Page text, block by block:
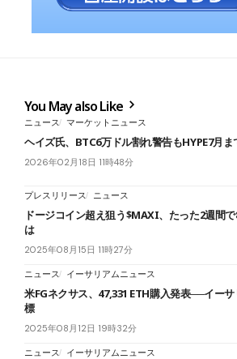
You May also Like
ニュース マーケットニュース
ヘイズ氏、BTC6万ドル割れ警告もHYPE7月
2026年02月18日 11時48分
プレスリリース ニュース
ドージコイン超え狙う$MAXI、たった2週間で
は
2025年08月15日 11時27分
ニュース イーサリアムニュース
米FGネクサス、47,331 ETH購入発表──イー
標
2025年08月12日 19時32分
ニュース イーサリアムニュース